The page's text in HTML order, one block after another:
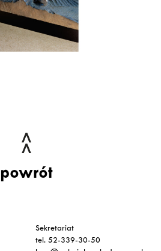
powrót
Sekretariat
tel. 52-339-30-50